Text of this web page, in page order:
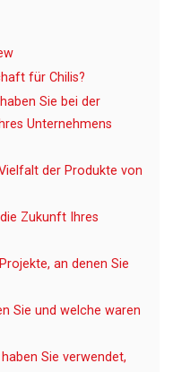
für Chilis?
Sie bei der
Unternehmens
der Produkte von
Zukunft Ihres
an denen Sie
Sie und welche waren
Sie verwendet,